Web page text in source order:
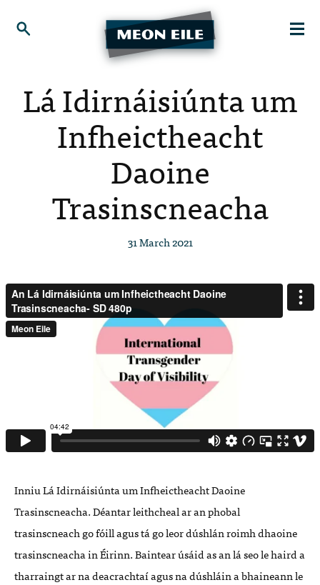
Lá Idirnáisiúnta um
Infheictheacht
Daoine
Trasinscneacha
31 March 2021
Inniu Lá Idirnáisiúnta um Infheictheacht Daoine
Trasinscneacha. Déantar leithcheal ar an phobal
trasinscneach go fóill agus tá go leor dúshlán roimh dhaoine
trasinscneacha in Éirinn. Baintear úsáid as an lá seo le haird a
tharraingt ar na deacrachtaí agus na dúshláin a bhaineann le